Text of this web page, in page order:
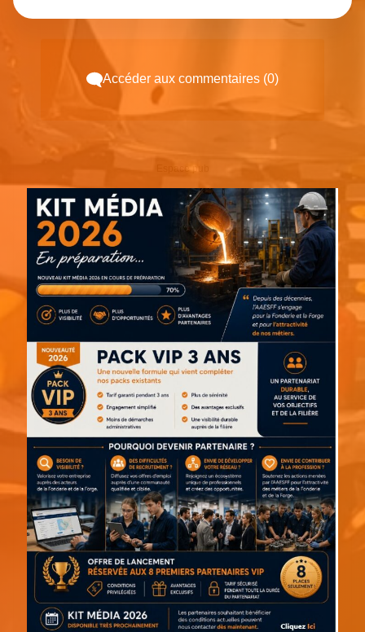
Accéder aux commentaires (0)
Espace pub